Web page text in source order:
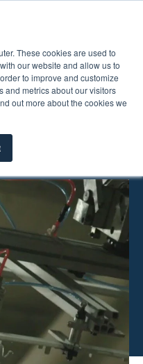
These cookies are used to
our website and allow us to
to improve and customize
and metrics about our visitors
out more about the cookies we